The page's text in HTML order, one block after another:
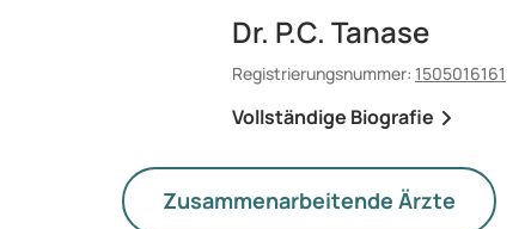
Dr. P.C. Tanase
Registrierungsnummer: 1505016161
Vollständige Biografie
Zusammenarbeitende Ärzte